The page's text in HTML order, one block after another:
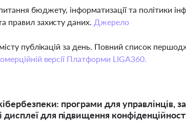
бюджету, інформатизації та політики
правил захисту даних. Джерело
публікацій за день. Повний список
версії Платформи LIGA360.
програми для управлінців,
дисплеї для підвищення